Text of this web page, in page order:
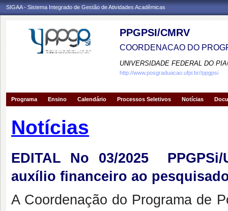
SIGAA - Sistema Integrado de Gestão de Atividades Acadêmicas
PPGPSI/CMRV
COORDENACAO DO
UNIVERSIDADE FEDERAL DO
http://www.posgraduacao.ufpi.br//ppgpsi
Programa Ensino Calendário Processos Seletivos Notícias
Notícias
EDITAL No 03/2025 
auxílio financeiro ao
A Coordenação do Programa de